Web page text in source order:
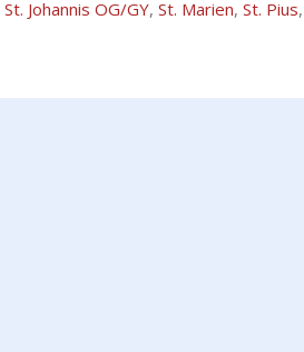
St. Johannis OG/GY, St. Marien, St. Pius,